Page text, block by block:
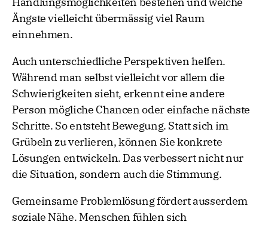
Ängste vielleicht übermässig viel Raum
einnehmen.
Auch unterschiedliche Perspektiven helfen.
Während man selbst vielleicht vor allem die
Schwierigkeiten sieht, erkennt eine andere
Person mögliche Chancen oder einfache nächste
Schritte. So entsteht Bewegung. Statt sich im
Grübeln zu verlieren, können Sie konkrete
Lösungen entwickeln. Das verbessert nicht nur
die Situation, sondern auch die Stimmung.
Gemeinsame Problemlösung fördert ausserdem
soziale Nähe. Menschen fühlen sich